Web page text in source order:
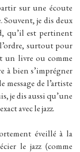
sur une écoute
je dis deux
qu’il est pertinent
surtout pour
un livre ou comme
à bien s’imprégner
de l’artiste
je dis aussi qu’une
avec le jazz.
éveillé à la
le jazz (comme